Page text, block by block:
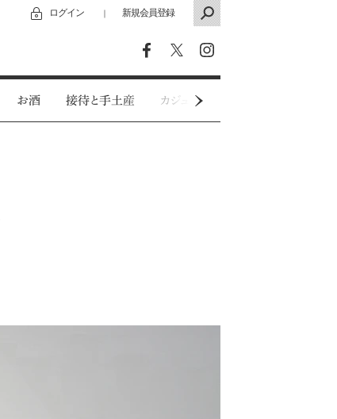
ログイン ｜ 新規会員登録
お酒 接待と手土産 カジュアルウェア